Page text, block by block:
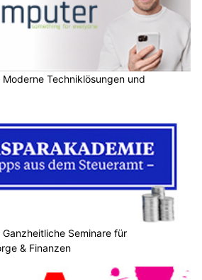
Techniklösungen und
Seminare für
& Finanzen